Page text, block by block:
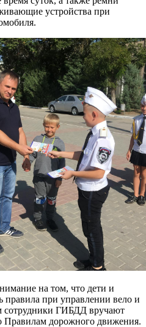
устройства при
на том, что дети и
при управлении вело и
сотрудники ГИБДД вручают
дорожного движения.